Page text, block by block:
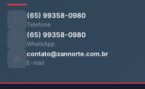
(65) 99358-0980
Telefone
(65) 99358-0980
WhatsApp
contato@zannorte.com.br
E-mail